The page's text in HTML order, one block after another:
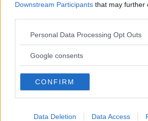
Downstream Participants that may further
Please note that this website/app uses
not limited to your visit or usage
use your data for below specified
consent section.
Personal Data Processing Opt Outs
Google consents
CONFIRM
Data Deletion Data Access